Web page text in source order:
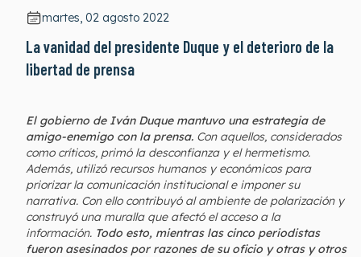
martes, 02 agosto 2022
La vanidad del presidente Duque y el deterioro de la
libertad de prensa
El gobierno de Iván Duque mantuvo una estrategia de
amigo-enemigo con la prensa. Con aquellos, considerados
como críticos, primó la desconfianza y el hermetismo.
Además, utilizó recursos humanos y económicos para
priorizar la comunicación institucional e imponer su
narrativa. Con ello contribuyó al ambiente de polarización y
construyó una muralla que afectó el acceso a la
información. Todo esto, mientras las cinco periodistas
fueron asesinados por razones de su oficio y otras y otros